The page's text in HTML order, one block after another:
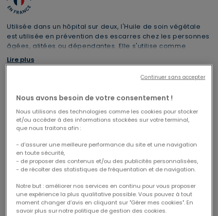
Utilisée dans un hôpital sur deux, l'Huile de soin végétale
est utilisée en prévention des escarres chez les personnes
âgées, alitées ou dépendantes. Elle s'utilise comme
adjuvant aux mesures de prévention des escarres, à
coupler à la pratique d’effleurage. Ce dispositif médical
est un produit de santé réglementé qui porte, au titre de
Lire plus
1 trousse XL offerte dès 69€
CODE : CABAS26
Livraison offerte
DISPONIBLE AUSSI EN LOT
Lot de 3 huiles de soin
50ml
- 24%
20,03 €
Price reduced from
26,70 €to
Nous avons besoin de votre consentement !
Nous utilisons des technologies comme les cookies pour stocker
et/ou accéder à des informations stockées sur votre terminal,
que nous traitons afin :
- d’assurer une meilleure performance du site et une navigation
en toute sécurité,
- de proposer des contenus et/ou des publicités personnalisées,
- de récolter des statistiques de fréquentation et de navigation.
Notre but : améliorer nos services en continu pour vous proposer
une expérience la plus qualitative possible. Vous pouvez à tout
moment changer d’avis en cliquant sur "Gérer mes cookies". En
savoir plus sur notre politique de gestion des cookies.
Continuer sans accepter